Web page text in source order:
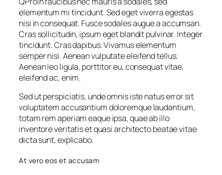
elementum mi tincidunt. Sed eget viverra egestas
nisi in consequat. Fusce sodales augue a accumsan.
Cras sollicitudin, ipsum eget blandit pulvinar. Integer
tincidunt. Cras dapibus. Vivamus elementum
semper nisi. Aenean vulputate eleifend tellus.
Aenean leo ligula, porttitor eu, consequat vitae,
eleifend ac, enim.
Sed ut perspiciatis, unde omnis iste natus error sit
voluptatem accusantium doloremque laudantium,
totam rem aperiam eaque ipsa, quae ab illo
inventore veritatis et quasi architecto beatae vitae
dicta sunt, explicabo.
At vero eos et accusam